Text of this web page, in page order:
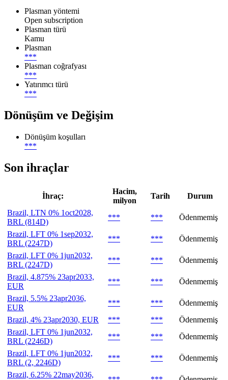
Plasman yöntemi
Open subscription
Plasman türü
Kamu
Plasman
***
Plasman coğrafyası
***
Yatırımcı türü
***
Dönüşüm ve Değişim
Dönüşüm koşulları
***
Son ihraçlar
İhraç:
Hacim,
milyon
Tarih
Durum
Brazil, LTN 0% 1oct2028,
BRL (814D)
*** ***
Ödenmemiş
Brazil, LFT 0% 1sep2032,
BRL (2247D)
*** ***
Ödenmemiş
Brazil, LFT 0% 1jun2032,
BRL (2247D)
*** ***
Ödenmemiş
Brazil, 4.875% 23apr2033,
EUR
*** ***
Ödenmemiş
Brazil, 5.5% 23apr2036,
EUR
*** ***
Ödenmemiş
Brazil, 4% 23apr2030, EUR
*** ***
Ödenmemiş
Brazil, LFT 0% 1jun2032,
BRL (2246D)
*** ***
Ödenmemiş
Brazil, LFT 0% 1jun2032,
BRL (2, 2246D)
*** ***
Ödenmemiş
Brazil, 6.25% 22may2036,